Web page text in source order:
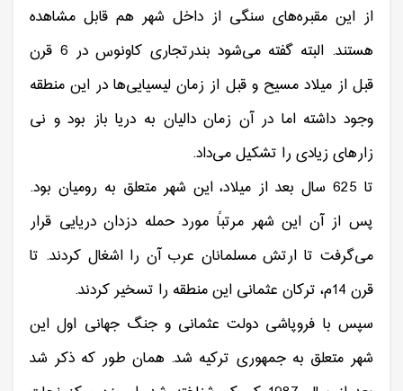
از این مقبره‌های سنگی از داخل شهر هم قابل مشاهده
هستند. البته گفته می‌شود بندرتجاری کاونوس در 6 قرن
قبل از میلاد مسیح و قبل از زمان لیسیایی‌ها در این منطقه
وجود داشته اما در آن زمان دالیان به دریا باز بود و نی
زارهای زیادی را تشکیل می‌داد.
تا 625 سال بعد از میلاد، این شهر متعلق به رومیان بود.
پس از آن این شهر مرتباً مورد حمله دزدان دریایی قرار
می‌گرفت تا ارتش مسلمانان عرب آن را اشغال کردند. تا
قرن 14م، ترکان عثمانی این منطقه را تسخیر کردند.
سپس با فروپاشی دولت عثمانی و جنگ جهانی اول این
شهر متعلق به جمهوری ترکیه شد. همان طور که ذکر شد